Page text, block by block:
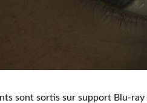
sont sortis sur support Blu-